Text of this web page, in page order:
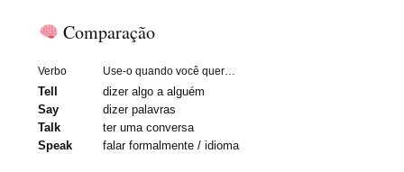
Comparação
Verbo Use-o quando você quer…
Tell
dizer algo a alguém
Say
dizer palavras
Talk
ter uma conversa
Speak
falar formalmente / idioma